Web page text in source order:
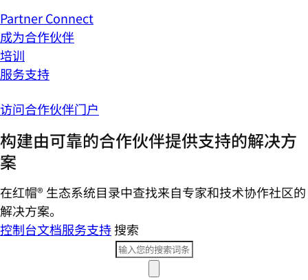
Partner Connect
成为合作伙伴
培训
服务支持
访问合作伙伴门户
构建由可靠的合作伙伴提供支持的解决方
案
在红帽® 生态系统目录中查找来自专家和技术协作社区的
解决方案。
控制台文档服务支持搜索